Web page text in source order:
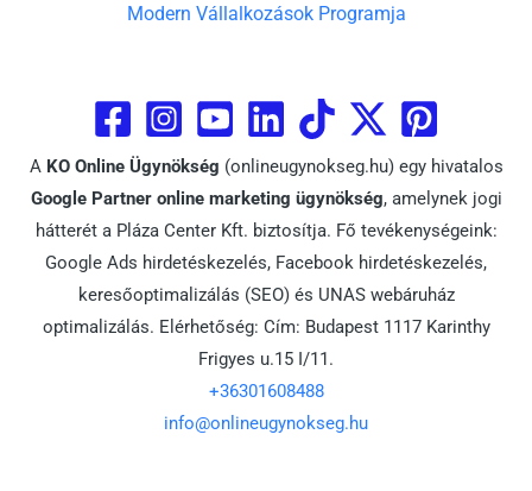
Modern Vállalkozások Programja
A KO Online Ügynökség (onlineugynokseg.hu) egy hivatalos
Google Partner online marketing ügynökség, amelynek jogi
hátterét a Pláza Center Kft. biztosítja. Fő tevékenységeink:
Google Ads hirdetéskezelés, Facebook hirdetéskezelés,
keresőoptimalizálás (SEO) és UNAS webáruház
optimalizálás. Elérhetőség: Cím: Budapest 1117 Karinthy
Frigyes u.15 I/11.
+36301608488
info@onlineugynokseg.hu